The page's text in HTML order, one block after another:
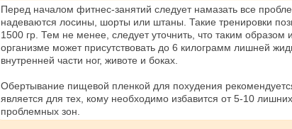
Перед началом фитнес-занятий следует намазать все
надеваются лосины, шорты или штаны. Такие тренировки
1500 гр. Тем не менее, следует уточнить, что таким
организме может присутствовать до 6 килограмм лишней
внутренней части ног, животе и боках.
Обертывание пищевой пленкой для похудения
является для тех, кому необходимо избавится от 5-10
проблемных зон.